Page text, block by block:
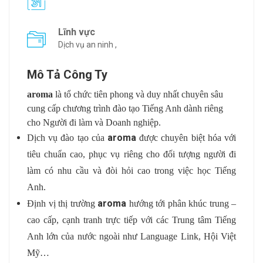
Lĩnh vực
Dịch vụ an ninh ,
Mô Tả Công Ty
aroma là tổ chức tiên phong và duy nhất chuyên sâu
cung cấp chương trình đào tạo Tiếng Anh dành riêng
cho Người đi làm và Doanh nghiệp.
Dịch vụ đào tạo của aroma được chuyên biệt hóa với
tiêu chuẩn cao, phục vụ riêng cho đối tượng người đi
làm có nhu cầu và đòi hỏi cao trong việc học Tiếng
Anh.
Định vị thị trường aroma hướng tới phân khúc trung –
cao cấp, cạnh tranh trực tiếp với các Trung tâm Tiếng
Anh lớn của nước ngoài như Language Link, Hội Việt
Mỹ…